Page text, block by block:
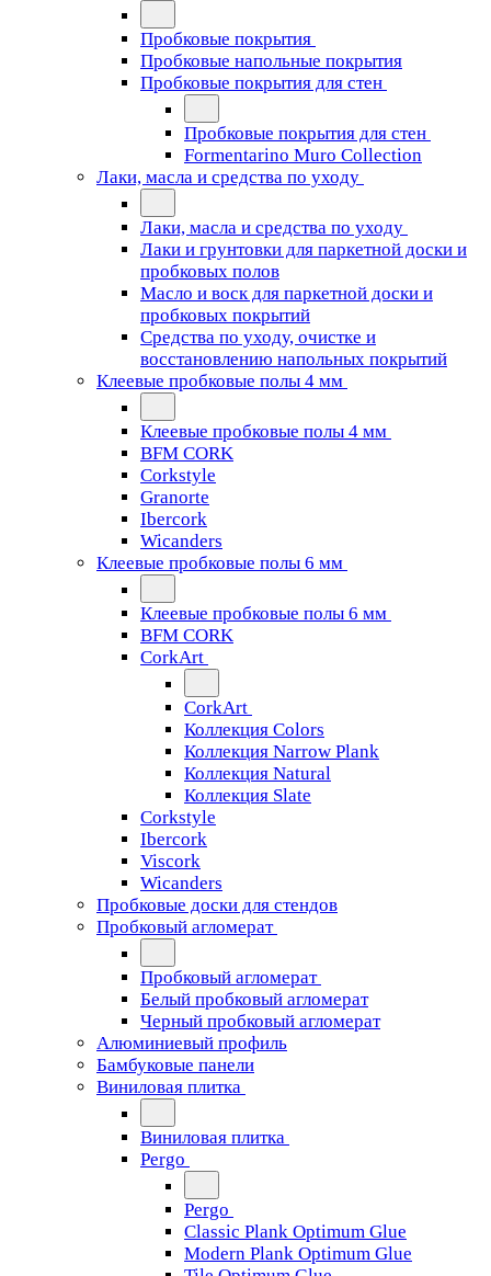
Пробковые покрытия
Пробковые напольные покрытия
Пробковые покрытия для стен
Пробковые покрытия для стен
Formentarino Muro Collection
Лаки, масла и средства по уходу
Лаки, масла и средства по уходу
Лаки и грунтовки для паркетной доски и
пробковых полов
Масло и воск для паркетной доски и
пробковых покрытий
Средства по уходу, очистке и
восстановлению напольных покрытий
Клеевые пробковые полы 4 мм
Клеевые пробковые полы 4 мм
BFM CORK
Corkstyle
Granorte
Ibercork
Wicanders
Клеевые пробковые полы 6 мм
Клеевые пробковые полы 6 мм
BFM CORK
CorkArt
CorkArt
Коллекция Colors
Коллекция Narrow Plank
Коллекция Natural
Коллекция Slate
Corkstyle
Ibercork
Viscork
Wicanders
Пробковые доски для стендов
Пробковый агломерат
Пробковый агломерат
Белый пробковый агломерат
Черный пробковый агломерат
Алюминиевый профиль
Бамбуковые панели
Виниловая плитка
Виниловая плитка
Pergo
Pergo
Classic Plank Optimum Glue
Modern Plank Optimum Glue